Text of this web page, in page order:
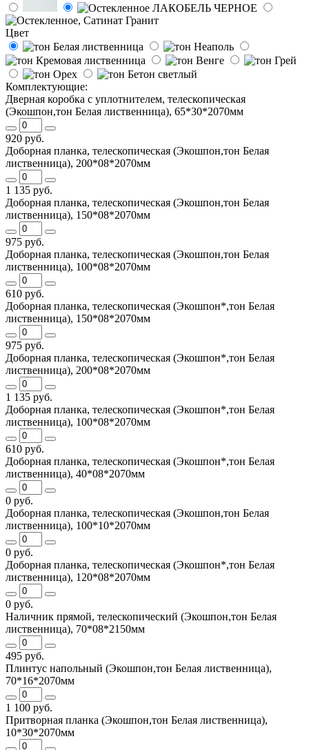
Цвет
Комплектующие:
Дверная коробка с уплотнителем, телескопическая
(Экошпон,тон Белая лиственница), 65*30*2070мм
920 руб.
Доборная планка, телескопическая (Экошпон,тон Белая
лиственница), 200*08*2070мм
1 135 руб.
Доборная планка, телескопическая (Экошпон,тон Белая
лиственница), 150*08*2070мм
975 руб.
Доборная планка, телескопическая (Экошпон,тон Белая
лиственница), 100*08*2070мм
610 руб.
Доборная планка, телескопическая (Экошпон*,тон Белая
лиственница), 150*08*2070мм
975 руб.
Доборная планка, телескопическая (Экошпон*,тон Белая
лиственница), 200*08*2070мм
1 135 руб.
Доборная планка, телескопическая (Экошпон*,тон Белая
лиственница), 100*08*2070мм
610 руб.
Доборная планка, телескопическая (Экошпон*,тон Белая
лиственница), 40*08*2070мм
0 руб.
Доборная планка, телескопическая (Экошпон,тон Белая
лиственница), 100*10*2070мм
0 руб.
Доборная планка, телескопическая (Экошпон*,тон Белая
лиственница), 120*08*2070мм
0 руб.
Наличник прямой, телескопический (Экошпон,тон Белая
лиственница), 70*08*2150мм
495 руб.
Плинтус напольный (Экошпон,тон Белая лиственница),
70*16*2070мм
1 100 руб.
Притворная планка (Экошпон,тон Белая лиственница),
10*30*2070мм